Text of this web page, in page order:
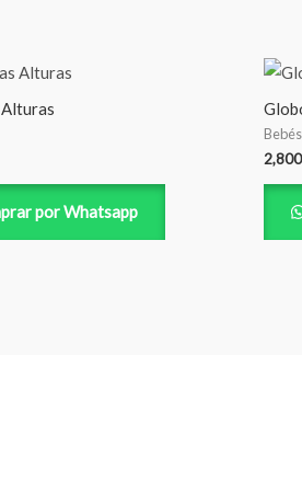
Alturas
por Whatsapp
Bebés
2,800